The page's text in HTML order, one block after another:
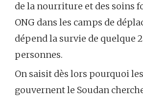
de la nourriture et des soins
ONG dans les camps de
dépend la survie de quelque
personnes.
On saisit dès lors pourquoi
gouvernent le Soudan